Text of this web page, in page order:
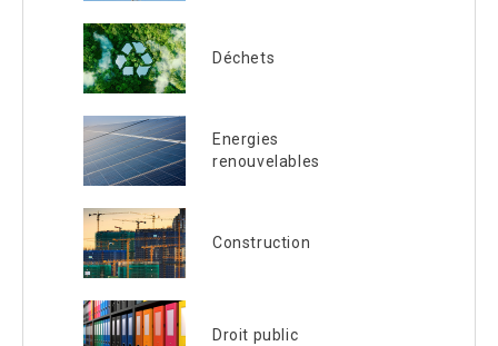
Déchets
Energies
renouvelables
Construction
Droit public